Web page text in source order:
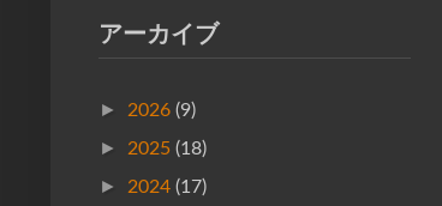
アーカイブ
► 2026 (9)
► 2025 (18)
► 2024 (17)